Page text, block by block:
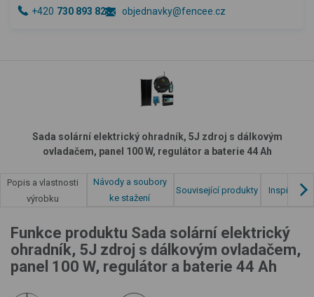
+420 730 893 828 objednavky@fencee.cz
Sada solární elektrický ohradník, 5J zdroj s dálkovým
ovladačem, panel 100 W, regulátor a baterie 44 Ah
Popis a vlastnosti
výrobku
Návody a soubory
ke stažení
Související produkty Inspirace
Funkce produktu Sada solární elektrický
ohradník, 5J zdroj s dálkovým ovladačem,
panel 100 W, regulátor a baterie 44 Ah